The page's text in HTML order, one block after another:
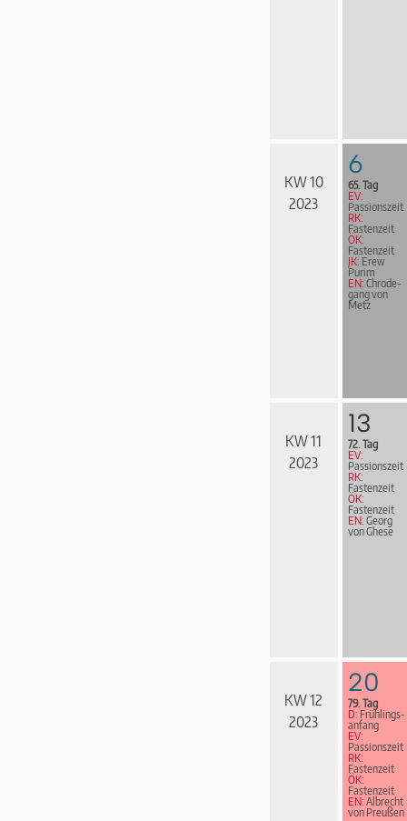
KW 10
2023
6
65. Tag
EV:
Passionszeit
RK:
Fastenzeit
ÖK:
Fastenzeit
JK: Erew
Purim
EN: Chrode­
gang von
Metz
KW 11
2023
13
72. Tag
EV:
Passionszeit
RK:
Fastenzeit
ÖK:
Fastenzeit
EN: Georg
von Ghese
KW 12
2023
20
79. Tag
D: Früh­lings­
an­fang
EV:
Passionszeit
RK:
Fastenzeit
ÖK:
Fastenzeit
EN: Albrecht
von Preußen